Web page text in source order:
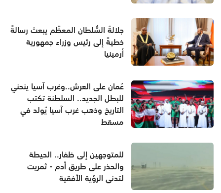
جلالةُ السُّلطان المعظّم يبعث رسالةً
خطيةً إلى رئيس وزراء جمهورية
أرمينيا
عُمان على العرش..وغرب آسيا ينحني
للبطل الجديد.. السلطنة تكتب
التاريخ وذهب غرب آسيا يُولد في
مسقط
للمتوجهين إلى ظفار.. الحيطة
والحذر على طريق أدم - ثمريت
لتدني الرؤية الأفقية